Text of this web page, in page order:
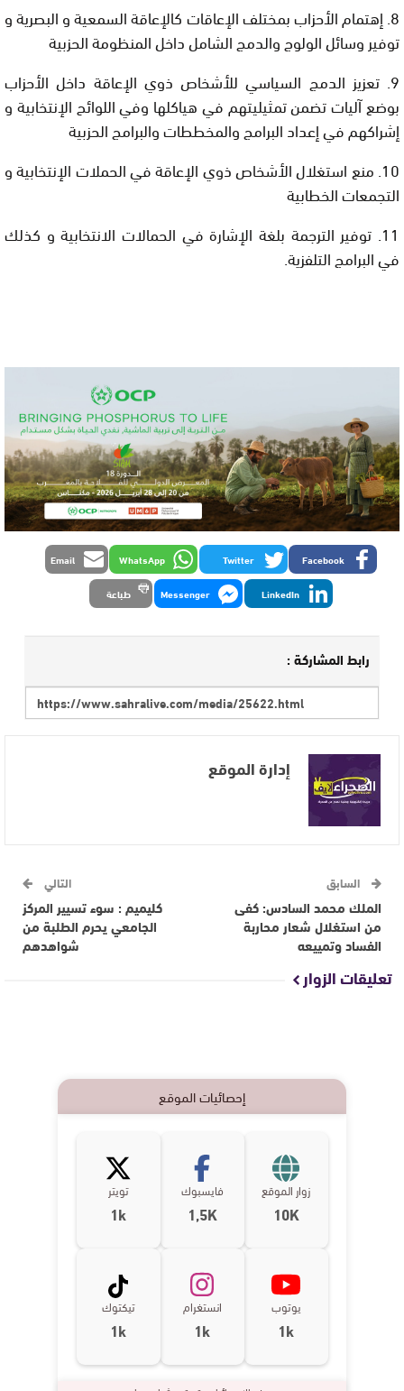
8. إهتمام الأحزاب بمختلف الإعاقات كالإعاقة السمعية و البصرية و
توفير وسائل الولوج والدمج الشامل داخل المنظومة الحزبية
9. تعزيز الدمج السياسي للأشخاص ذوي الإعاقة داخل الأحزاب
بوضع آليات تضمن تمثيليتهم في هياكلها وفي اللوائح الإنتخابية و
إشراكهم في إعداد البرامج والمخططات والبرامج الحزبية
10. منع استغلال الأشخاص ذوي الإعاقة في الحملات الإنتخابية و
التجمعات الخطابية
11. توفير الترجمة بلغة الإشارة في الحمالات الانتخابية و كذلك
في البرامج التلفزية.
Facebook
Twitter
WhatsApp
Email
LinkedIn
Messenger طباعة
رابط المشاركة :
إدارة الموقع
السابق
الملك محمد السادس: كفى
من استغلال شعار محاربة
الفساد وتمييعه
التالي
كليميم : سوء تسيير المركز
الجامعي يحرم الطلبة من
شواهدهم
تعليقات الزوار
إحصائيات الموقع
زوار الموقع
10K
فايسبوك
1,5K
تويتر
1k
يوتوب
1k
انستغرام
1k
تيكتوك
1k